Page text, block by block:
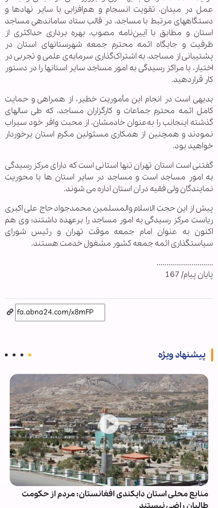
عمل در میدان، تقویت انسجام و هم‌افزایی با سایر نهادها و
دستگاههای مرتبط با مساجد، در قالب ستاد ساماندهی مساجد
استان و مطابق با آیین‌نامه مصوب، بهره برداری حداکثری از
ظرفیت و جایگاه ائمه محترم جمعه شهرستانهای استان در
پشتیبانی از مساجد، به‌ اشتراک‌گذاری سرمایه‌ی علمی و تجربی در
اختیار، با مراکز رسیدگی به امور مساجد سایر استانها را در دستور
کار قراردهید.
بدیهی است در انجام این مأموریت خطیر، از همراهی و حمایت
کامل ائمه محترم جماعات و کارگزاران مساجد، که طی سالهای
گذشته اینجانب را به‌عنوان خادمشان، از محبت وافر خود سیراب
نمودند و همچنین از همکاری مسئولین مکرم استان برخوردار
خواهید بود.
گفتنی است استان تهران تنها استانی است که دارای مرکز رسیدگی
به امور مساجد است و مساجد در سایر استان ها با محوریت
نمایندگان ولی فقیه درآن استان اداره می شوند.
پیش از این حجت الاسلام والمسلمین محمدجواد حاج علی اکبری
ریاست مرکز رسیدگی به امور مساجد را برعهده داشتند؛ وی هم
اکنون به عنوان امام جمعه موقت تهران و رئیس شورای
سیاستگذاری ائمه جمعه کشور مشغول خدمت هستند.
.............................
پایان پیام/ 167
پیشنهاد ویژه
منابع محلی استان دایکندی افغانستان: مردم از حکومت
طالبان راضی نیستند